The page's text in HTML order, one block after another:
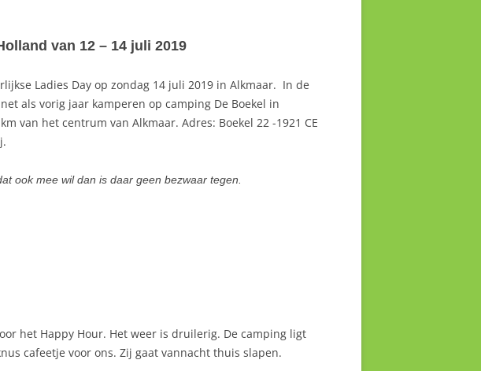
van 12 – 14 juli 2019
Ladies Day op zondag 14 juli 2019 in Alkmaar. In de
als vorig jaar kamperen op camping De Boekel in
van het centrum van Alkmaar. Adres: Boekel 22 -1921 CE
ook mee wil dan is daar geen bezwaar tegen.
het Happy Hour. Het weer is druilerig. De camping ligt
cafeetje voor ons. Zij gaat vannacht thuis slapen.